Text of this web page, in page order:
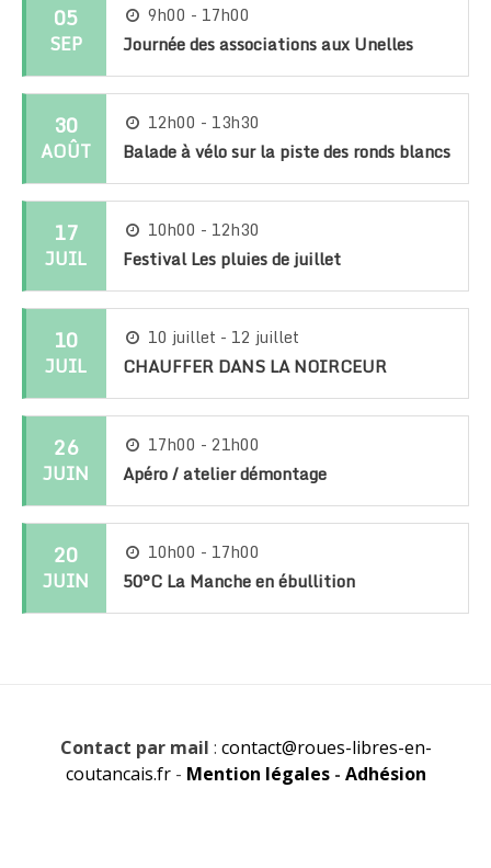
05
SEP
9h00 - 17h00
Journée des associations aux Unelles
30
AOÛT
12h00 - 13h30
Balade à vélo sur la piste des ronds blancs
17
JUIL
10h00 - 12h30
Festival Les pluies de juillet
10
JUIL
10 juillet - 12 juillet
CHAUFFER DANS LA NOIRCEUR
26
JUIN
17h00 - 21h00
Apéro / atelier démontage
20
JUIN
10h00 - 17h00
50°C La Manche en ébullition
Contact par mail : contact@roues-libres-en-
coutancais.fr- Mention légales- Adhésion